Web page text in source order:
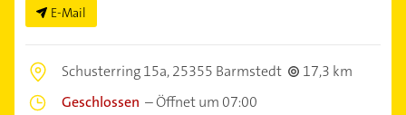
E-Mail
Schusterring 15a,25355 Barmstedt
17,3 km
Geschlossen –Öffnet um 07:00